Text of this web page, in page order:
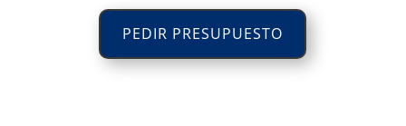
PEDIR PRESUPUESTO